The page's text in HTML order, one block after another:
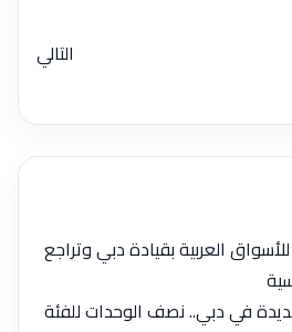
التالي
العربية بقيادة دبي وتراجع
في دبي.. نصف الوحدات للفئة